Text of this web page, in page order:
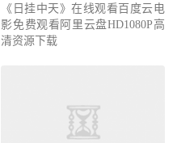
《日挂中天》在线观看百度云电
影免费观看阿里云盘HD1080P高
清资源下载